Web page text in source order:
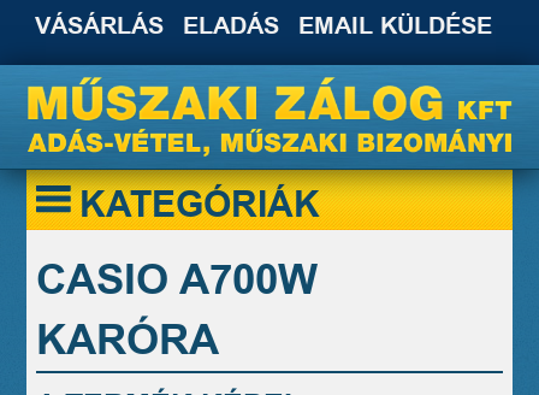
VÁSÁRLÁS ELADÁS EMAIL KÜLDÉSE
KATEGÓRIÁK
CASIO A700W
KARÓRA